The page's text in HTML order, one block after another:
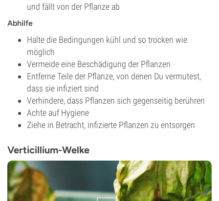
und fällt von der Pflanze ab
Abhilfe
Halte die Bedingungen kühl und so trocken wie
möglich
Vermeide eine Beschädigung der Pflanzen
Entferne Teile der Pflanze, von denen Du vermutest,
dass sie infiziert sind
Verhindere, dass Pflanzen sich gegenseitig berühren
Achte auf Hygiene
Ziehe in Betracht, infizierte Pflanzen zu entsorgen
Verticillium-Welke